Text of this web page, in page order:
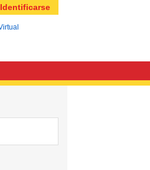
Identificarse